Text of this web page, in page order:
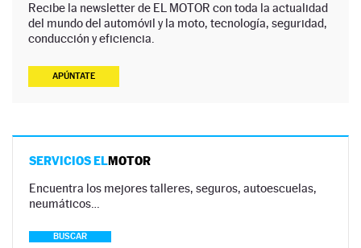
Recibe la newsletter de EL MOTOR con toda la actualidad
del mundo del automóvil y la moto, tecnología, seguridad,
conducción y eficiencia.
APÚNTATE
SERVICIOS ELMOTOR
Encuentra los mejores talleres, seguros, autoescuelas,
neumáticos…
BUSCAR